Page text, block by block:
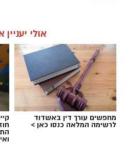
אולי
מחפשים עורך דין באשדוד
לרשימה המלאה כנסו כאן >